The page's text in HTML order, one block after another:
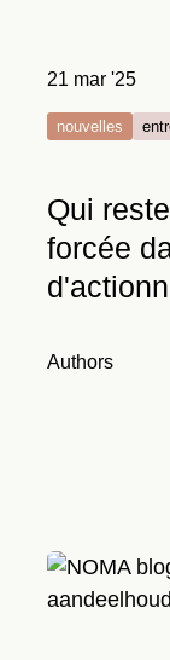
21 mar '25
nouvelles
Qui
forcée
Authors